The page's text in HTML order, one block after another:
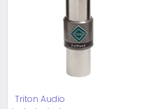
Triton Audio